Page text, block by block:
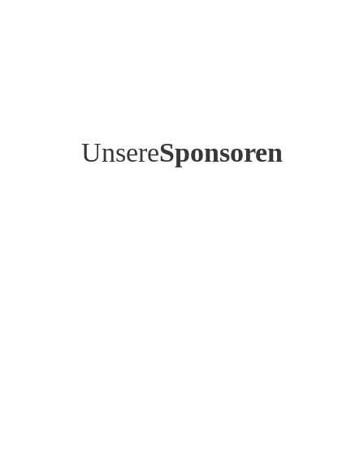
UnsereSponsoren